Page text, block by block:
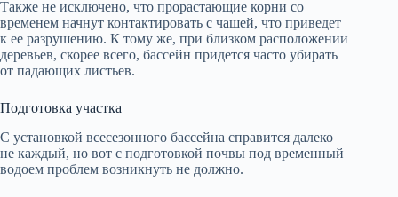
Также не исключено, что прорастающие корни со
временем начнут контактировать с чашей, что приведет
к ее разрушению. К тому же, при близком расположении
деревьев, скорее всего, бассейн придется часто убирать
от падающих листьев.
Подготовка участка
С установкой всесезонного бассейна справится далеко
не каждый, но вот с подготовкой почвы под временный
водоем проблем возникнуть не должно.